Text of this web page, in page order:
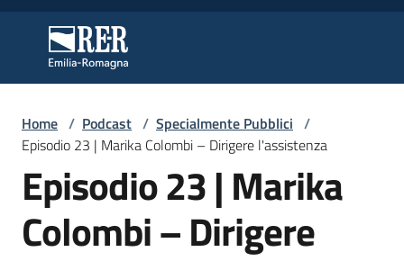
Regione Emilia-Romagna
Regione Emilia-Romagna
Regione
Novità
Home / Podcast / Specialmente Pubblici /
Episodio 23 | Marika Colombi – Dirigere l'assistenza
Episodio 23 | Marika
Colombi – Dirigere